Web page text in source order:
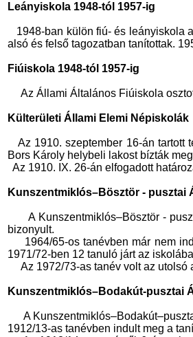
Leányiskola 1948-tól 1957-ig
1948-ban külön fiú- és leányiskola
alsó és felső tagozatban tanítottak.
Fiúiskola 1948-tól 1957-ig
Az Állami Általános Fiúiskola
Külterületi Állami Elemi Népiskolák
Az 1910. szeptember 16-án tartott
Bors Károly helybeli lakost bízták
Az 1910. IX. 26-án elfogadott
Kunszentmiklós–Bösztör - pusztai
A Kunszentmiklós–Bösztör -
bizonyult.
1964/65-os tanévben már nem
1971/72-ben 12 tanuló járt az
Az 1972/73-as tanév volt az utolsó
Kunszentmiklós–Bodakút-pusztai
A
1912/13-as tanévben indult meg a